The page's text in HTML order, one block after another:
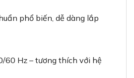
phổ biến, dễ dàng lắp
60 Hz – tương thích với hệ